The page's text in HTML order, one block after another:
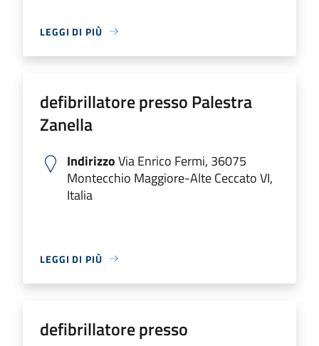
LEGGI DI PIÙ
defibrillatore presso Palestra
Zanella
IndirizzoVia Enrico Fermi, 36075
Montecchio Maggiore-Alte Ceccato VI,
Italia
LEGGI DI PIÙ
defibrillatore presso